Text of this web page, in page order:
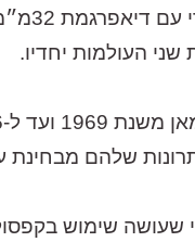
העולמות יחדיו.
שלהם מבחינת